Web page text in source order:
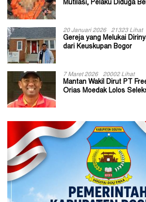
Mutilasi, Pelaku Diduga
20 Januari 2026 21323 Lihat
Gereja yang Melukai
dari Keuskupan Bogor
7 Maret 2026 20002 Lihat
Mantan Wakil Dirut PT
Orias Moedak Lolos